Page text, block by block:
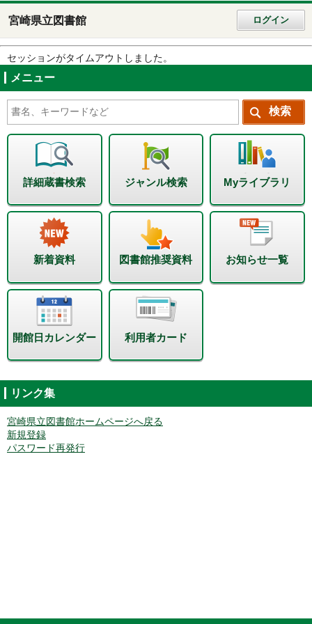
宮崎県立図書館 ログイン
セッションがタイムアウトしました。
メニュー
詳細蔵書検索 ジャンル検索 Myライブラリ
新着資料 図書館推奨資料 お知らせ一覧
開館日カレンダー 利用者カード
リンク集
宮崎県立図書館ホームページへ戻る
新規登録
パスワード再発行